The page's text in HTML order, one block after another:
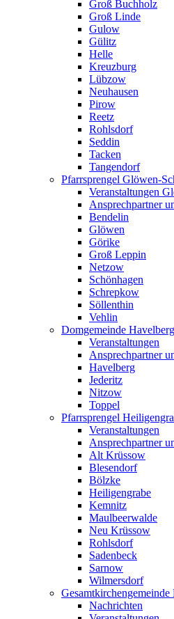
Groß Buchholz
Groß Linde
Gulow
Gülitz
Helle
Kreuzburg
Lübzow
Neuhausen
Pirow
Reetz
Rohlsdorf
Seddin
Tacken
Tangendorf
Pfarrsprengel Glöwen-
Veranstaltungen
Ansprechpartner
Bendelin
Glöwen
Görike
Groß Leppin
Netzow
Schönhagen
Schrepkow
Söllenthin
Vehlin
Domgemeinde
Veranstaltungen
Ansprechpartner
Havelberg
Jederitz
Nitzow
Toppel
Pfarrsprengel
Veranstaltungen
Ansprechpartner
Alt Krüssow
Blesendorf
Bölzke
Heiligengrabe
Kemnitz
Maulbeerwalde
Neu Krüssow
Rohlsdorf
Sadenbeck
Sarnow
Wilmersdorf
Nachrichten